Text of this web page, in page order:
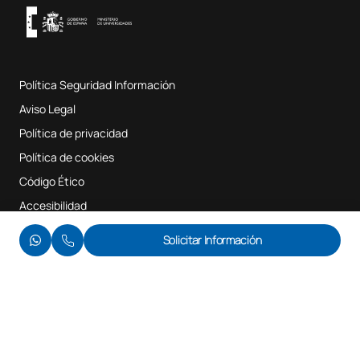
Aulas de Música
Sistema interno de garantía de calidad
Mapa del sitio web
© UAX 2026
Política Seguridad Información
Aviso Legal
Política de privacidad
Política de cookies
Código Ético
Accesibilidad
Solicitar Información